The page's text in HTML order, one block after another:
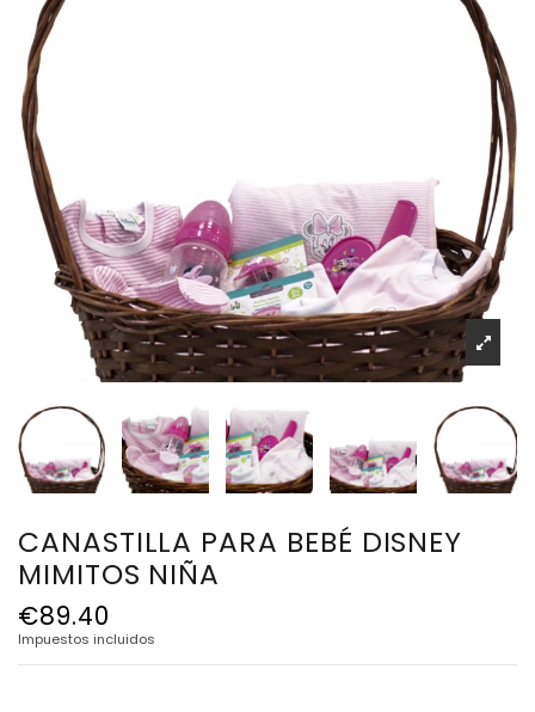
CANASTILLA PARA BEBÉ DISNEY
MIMITOS NIÑA
€89.40
Impuestos incluidos